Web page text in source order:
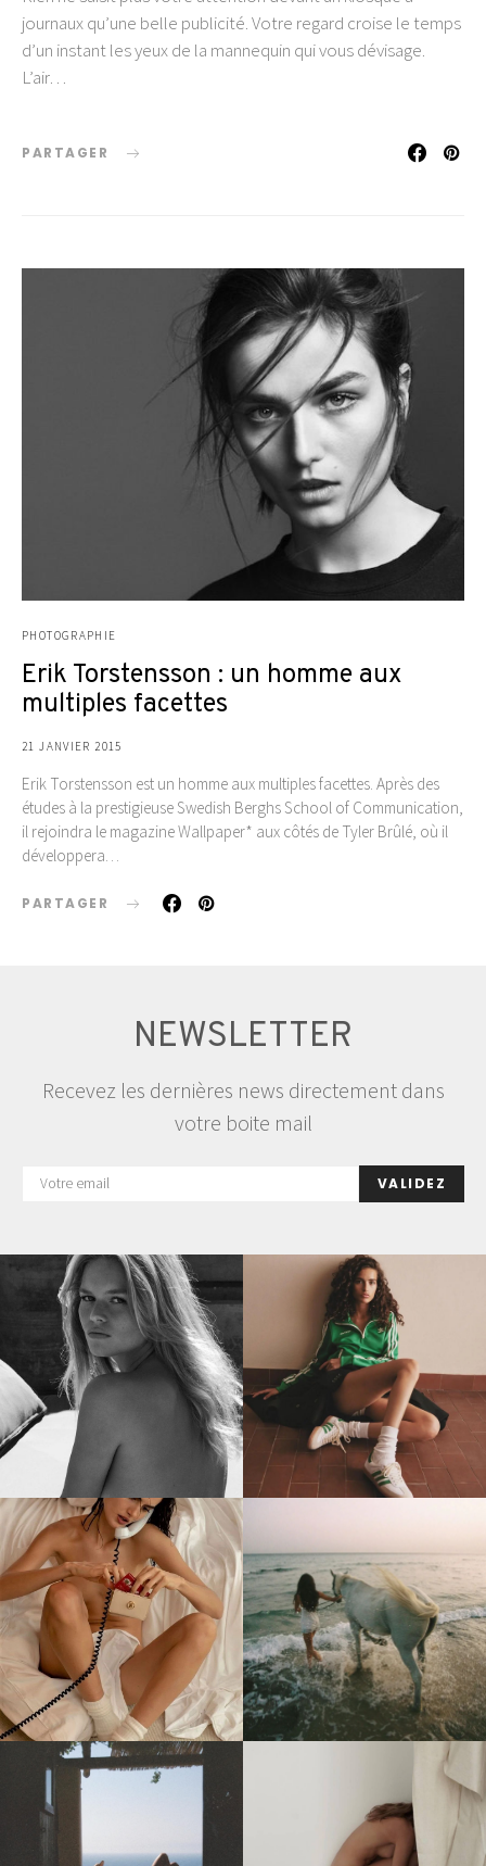
journaux qu’une belle publicité. Votre regard croise le temps
d’un instant les yeux de la mannequin qui vous dévisage.
L’air…
PARTAGER
PHOTOGRAPHIE
Erik Torstensson : un homme aux
multiples facettes
21 JANVIER 2015
Erik Torstensson est un homme aux multiples facettes. Après des
études à la prestigieuse Swedish Berghs School of Communication,
il rejoindra le magazine Wallpaper* aux côtés de Tyler Brûlé, où il
développera…
PARTAGER
NEWSLETTER
Recevez les dernières news directement dans
votre boite mail
VALIDEZ